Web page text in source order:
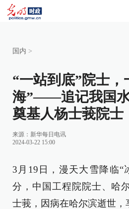
国内 >
“一站到底”院士，
海”——追记我国
奠基人杨士莪院士
来源： 新华每日电讯
2024-03-22 15:00
3月19日，漫天大雪降临“
分，中国工程院院士、哈
士莪，因病在哈尔滨逝世，